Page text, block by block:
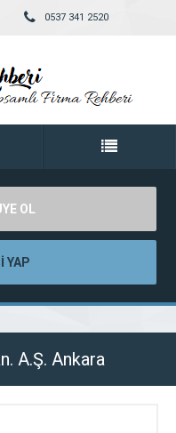
0537 341 2520
OL
YAP
A.Ş. Ankara